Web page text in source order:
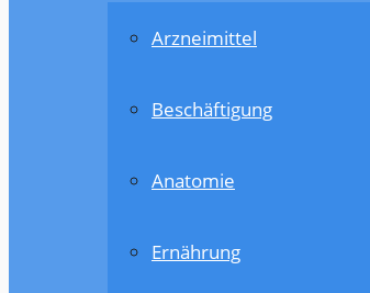
Arzneimittel
Beschäftigung
Anatomie
Ernährung